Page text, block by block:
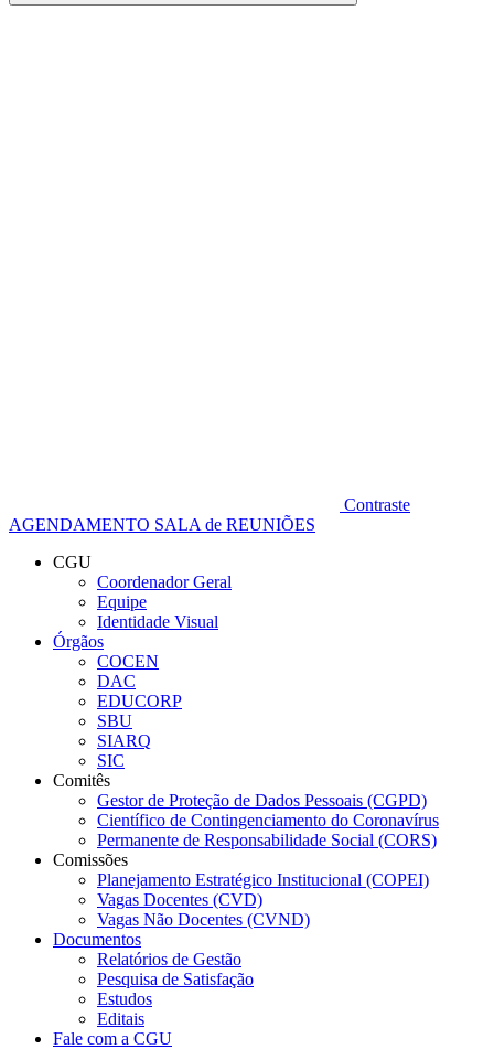
Buscar
Contraste
AGENDAMENTO SALA de REUNIÕES
CGU
Coordenador Geral
Equipe
Identidade Visual
Órgãos
COCEN
DAC
EDUCORP
SBU
SIARQ
SIC
Comitês
Gestor de Proteção de Dados Pessoais (CGPD)
Científico de Contingenciamento do Coronavírus
Permanente de Responsabilidade Social (CORS)
Comissões
Planejamento Estratégico Institucional (COPEI)
Vagas Docentes (CVD)
Vagas Não Docentes (CVND)
Documentos
Relatórios de Gestão
Pesquisa de Satisfação
Estudos
Editais
Fale com a CGU